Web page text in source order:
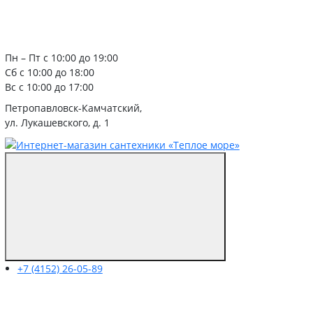
Пн – Пт с 10:00 до 19:00
Сб с 10:00 до 18:00
Вс с 10:00 до 17:00
Петропавловск-Камчатский,
ул. Лукашевского, д. 1
+7 (4152) 26-05-89